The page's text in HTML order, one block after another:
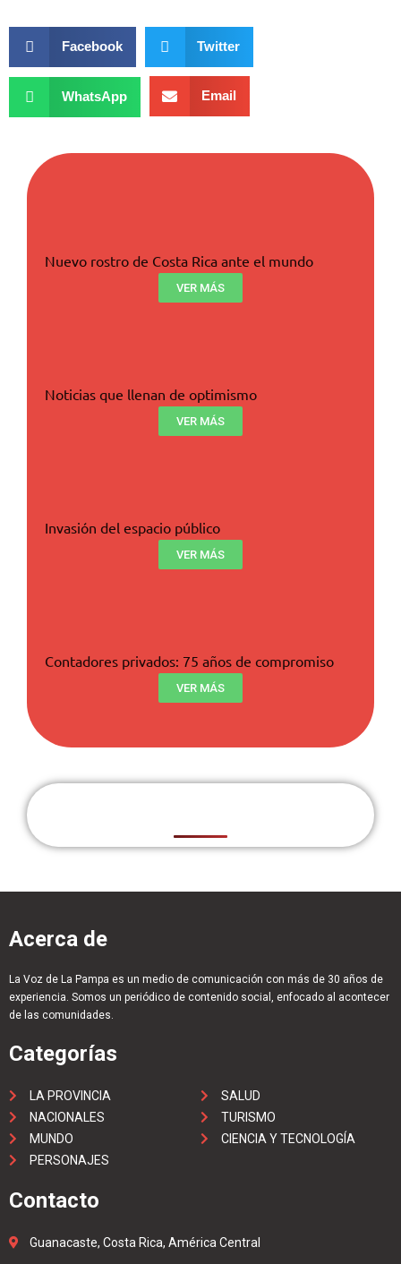
Facebook Twitter
WhatsApp Email
Nuevo rostro de Costa Rica ante el mundo
VER MÁS
Noticias que llenan de optimismo
VER MÁS
Invasión del espacio público
VER MÁS
Contadores privados: 75 años de compromiso
VER MÁS
Acerca de
La Voz de La Pampa es un medio de comunicación con más de 30 años de
experiencia. Somos un periódico de contenido social, enfocado al acontecer
de las comunidades.
Categorías
LA PROVINCIA
NACIONALES
MUNDO
PERSONAJES
SALUD
TURISMO
CIENCIA Y TECNOLOGÍA
Contacto
Guanacaste, Costa Rica, América Central